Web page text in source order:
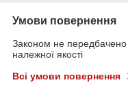
Умови повернення
Законом не передбачено
належної якості
Всі умови повернення